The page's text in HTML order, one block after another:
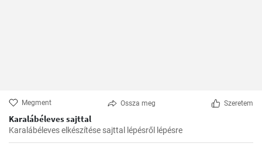
Megment Ossza meg Szeretem
Karalábéleves sajttal
Karalábéleves elkészítése sajttal lépésről lépésre